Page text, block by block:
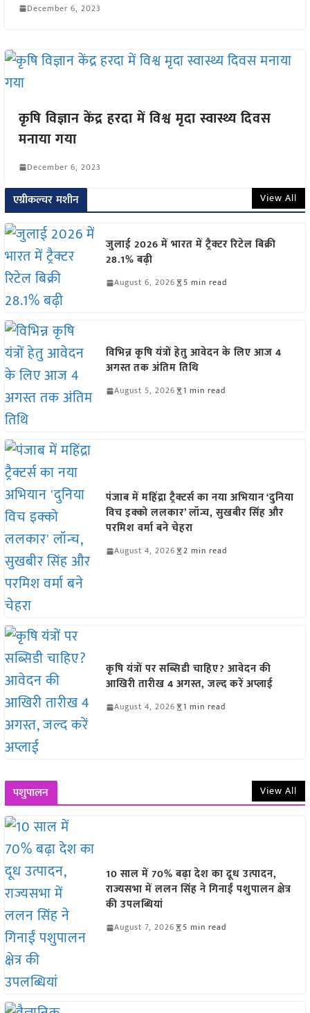
December 6, 2023
कृषि विज्ञान केंद्र हरदा में विश्व मृदा स्वास्थ्य दिवस
मनाया गया
December 6, 2023
एग्रीकल्चर मशीन View All
जुलाई 2026 में भारत में ट्रैक्टर रिटेल बिक्री
28.1% बढ़ी
August 6, 2026 5 min read
विभिन्न कृषि यंत्रों हेतु आवेदन के लिए आज 4
अगस्त तक अंतिम तिथि
August 5, 2026 1 min read
पंजाब में महिंद्रा ट्रैक्टर्स का नया अभियान ‘दुनिया
विच इक्को ललकार’ लॉन्च, सुखबीर सिंह और
परमिश वर्मा बने चेहरा
August 4, 2026 2 min read
कृषि यंत्रों पर सब्सिडी चाहिए? आवेदन की
आखिरी तारीख 4 अगस्त, जल्द करें अप्लाई
August 4, 2026 1 min read
पशुपालन View All
10 साल में 70% बढ़ा देश का दूध उत्पादन,
राज्यसभा में ललन सिंह ने गिनाईं पशुपालन क्षेत्र
की उपलब्धियां
August 7, 2026 5 min read